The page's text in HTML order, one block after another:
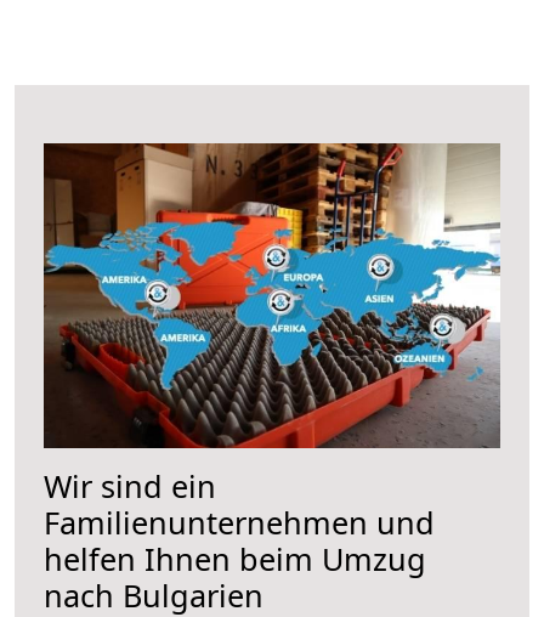
Wir sind ein
Familienunternehmen und
helfen Ihnen beim Umzug
nach Bulgarien